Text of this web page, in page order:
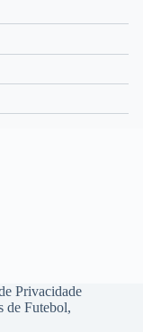
Privacidade
de Futebol,